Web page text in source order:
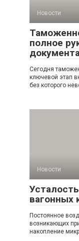
Новости
полное
Сегодня
ключевой этап
без которого
Новости
вагонных
Постоянное
возникающих
накопление